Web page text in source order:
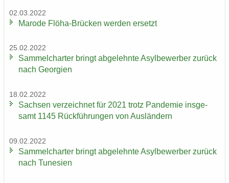
02.03.2022
Ma­ro­de Flöha-​Brücken wer­den er­setzt
25.02.2022
Sam­mel­char­ter bringt ab­ge­lehn­te Asyl­be­wer­ber zu­rück
nach Ge­or­gi­en
18.02.2022
Sach­sen ver­zeich­net für 2021 trotz Pan­de­mie ins­ge­
samt 1145 Rück­füh­run­gen von Aus­län­dern
09.02.2022
Sam­mel­char­ter bringt ab­ge­lehn­te Asyl­be­wer­ber zu­rück
nach Tu­ne­si­en